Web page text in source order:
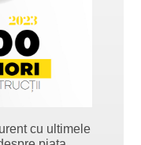
cu ultimele